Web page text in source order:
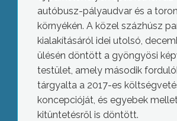
autóbusz-pályaudvar és a
környékén. A közel százhúsz
kialakításáról idei utolsó,
ülésén döntött a gyöngyösi
testület, amely második
tárgyalta a 2017-es
koncepcióját, és egyebek
kitüntetésről is döntött.